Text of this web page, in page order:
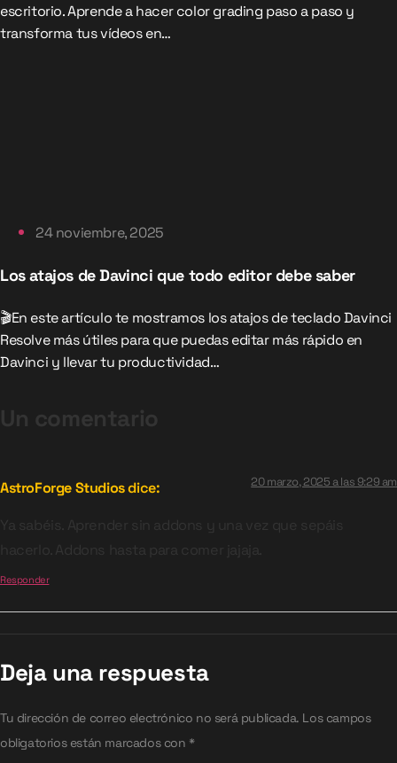
escritorio. Aprende a hacer color grading paso a paso y
transforma tus vídeos en…
24 noviembre, 2025
Los atajos de Davinci que todo editor debe saber
🎬En este artículo te mostramos los atajos de teclado Davinci
Resolve más útiles para que puedas editar más rápido en
Davinci y llevar tu productividad…
Un comentario
AstroForge Studiosdice: 20 marzo, 2025 a las 9:29 am
Ya sabéis. Aprender sin addons y una vez que sepáis
hacerlo. Addons hasta para comer jajaja.
Responder
Deja una respuesta
Tu dirección de correo electrónico no será publicada. Los campos
obligatorios están marcados con *